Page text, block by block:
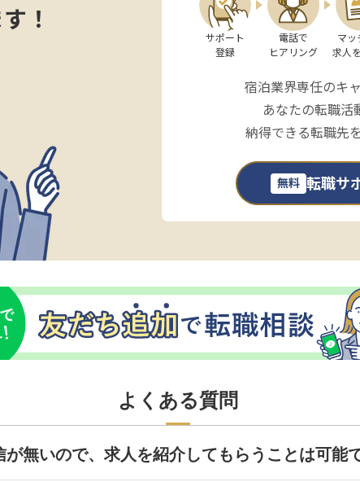
！
サポート
登録
電話で
ヒアリング
マッ
求人
宿泊業界専任のキ
あなたの転職活
納得できる転職先
無料 転職サ
よくある質問
無いので、求人を紹介してもらうことは可能